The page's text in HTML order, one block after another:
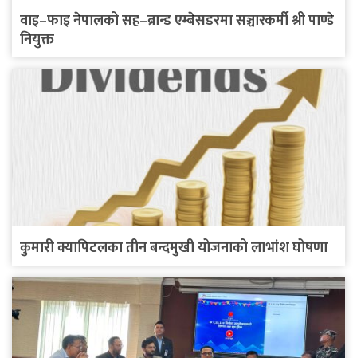
वाइ–फाइ नेपालको सह–ब्रान्ड एम्बेसडरमा सञ्चारकर्मी श्री पाण्डे
नियुक्त
कुमारी क्यापिटलका तीन बन्दमुखी योजनाको लाभांश घोषणा